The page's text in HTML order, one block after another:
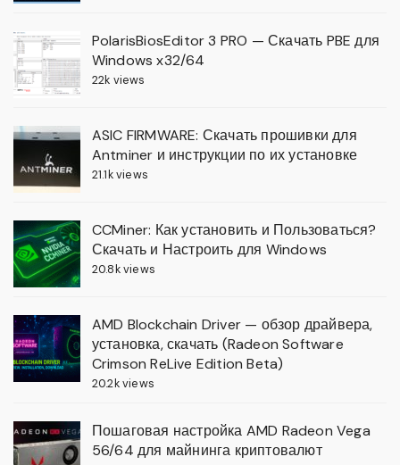
PolarisBiosEditor 3 PRO — Скачать PBE для
Windows x32/64
22k views
ASIC FIRMWARE: Скачать прошивки для
Antminer и инструкции по их установке
21.1k views
CCMiner: Как установить и Пользоваться?
Скачать и Настроить для Windows
20.8k views
AMD Blockchain Driver — обзор драйвера,
установка, скачать (Radeon Software
Crimson ReLive Edition Beta)
20.2k views
Пошаговая настройка AMD Radeon Vega
56/64 для майнинга криптовалют